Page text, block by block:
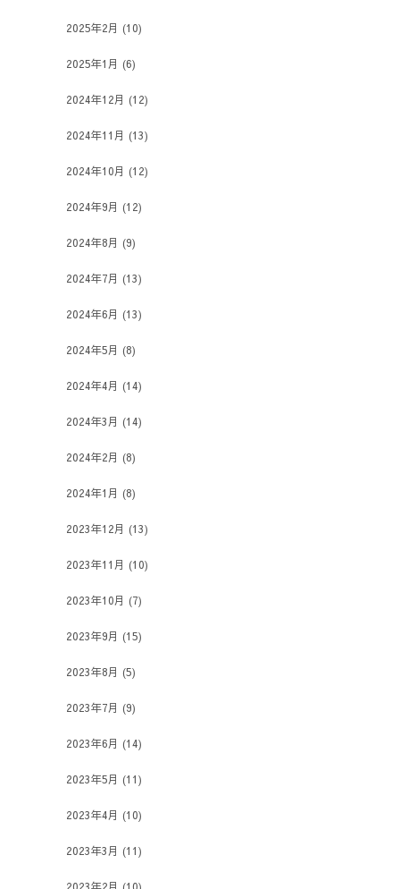
2025年2月 (10)
2025年1月 (6)
2024年12月 (12)
2024年11月 (13)
2024年10月 (12)
2024年9月 (12)
2024年8月 (9)
2024年7月 (13)
2024年6月 (13)
2024年5月 (8)
2024年4月 (14)
2024年3月 (14)
2024年2月 (8)
2024年1月 (8)
2023年12月 (13)
2023年11月 (10)
2023年10月 (7)
2023年9月 (15)
2023年8月 (5)
2023年7月 (9)
2023年6月 (14)
2023年5月 (11)
2023年4月 (10)
2023年3月 (11)